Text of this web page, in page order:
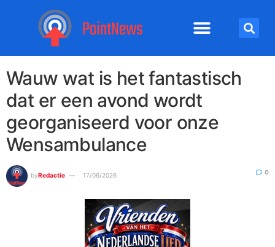
Wauw wat is het fantastisch
dat er een avond wordt
georganiseerd voor onze
Wensambulance
byRedactie 17/06/2026 0